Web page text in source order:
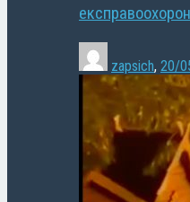
zapsich, 20/